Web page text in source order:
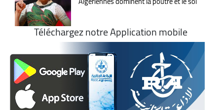
Téléchargez notre Application mobile